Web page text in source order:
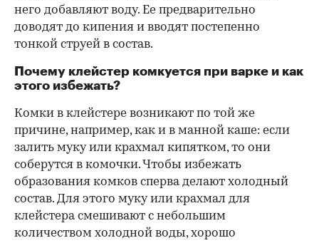
него добавляют воду. Ее предварительно
доводят до кипения и вводят постепенно
тонкой струей в состав.
Почему клейстер комкуется при варке и как
этого избежать?
Комки в клейстере возникают по той же
причине, например, как и в манной каше: если
залить муку или крахмал кипятком, то они
соберутся в комочки. Чтобы избежать
образования комков сперва делают холодный
состав. Для этого муку или крахмал для
клейстера смешивают с небольшим
количеством холодной воды, хорошо